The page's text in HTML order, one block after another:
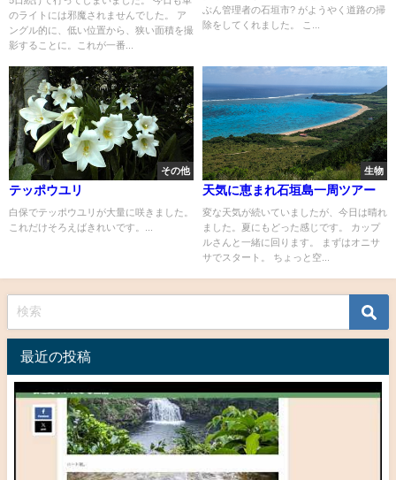
のライトには邪魔されませんでした。 ア
ングル的に、低い位置から、狭い面積を撮
影することに。これが一番...
ぶん管理者の石垣市? がようやく道路の掃
除をしてくれました。 こ...
その他
テッポウユリ
白保でテッポウユリが大量に咲きました。
これだけそろえばきれいです。...
生物
天気に恵まれ石垣島一周ツアー
変な天気が続いていましたが、今日は晴れ
ました。夏にもどった感じです。 カップ
ルさんと一緒に回ります。 まずはオニサ
サでスタート。 ちょっと空...
最近の投稿